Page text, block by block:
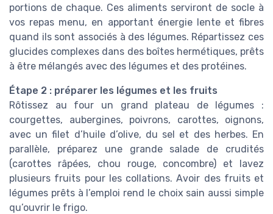
portions de chaque. Ces aliments serviront de socle à
vos repas menu, en apportant énergie lente et fibres
quand ils sont associés à des légumes. Répartissez ces
glucides complexes dans des boîtes hermétiques, prêts
à être mélangés avec des légumes et des protéines.
Étape 2 : préparer les légumes et les fruits
Rôtissez au four un grand plateau de légumes :
courgettes, aubergines, poivrons, carottes, oignons,
avec un filet d’huile d’olive, du sel et des herbes. En
parallèle, préparez une grande salade de crudités
(carottes râpées, chou rouge, concombre) et lavez
plusieurs fruits pour les collations. Avoir des fruits et
légumes prêts à l’emploi rend le choix sain aussi simple
qu’ouvrir le frigo.